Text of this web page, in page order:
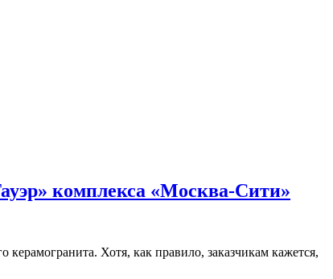
комплекса «Москва-Сити»
Хотя, как правило, заказчикам кажется,